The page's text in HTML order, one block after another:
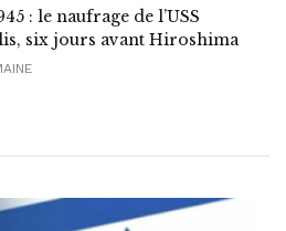
: le naufrage de l’USS
six jours avant Hiroshima